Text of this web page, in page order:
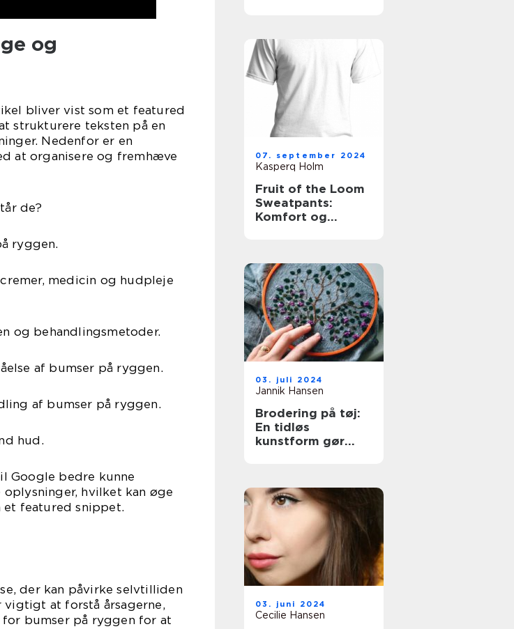
og
bliver vist som et featured
strukturere teksten på en
Nedenfor er en
at organisere og fremhæve
de?
ryggen.
medicin og hudpleje
og behandlingsmetoder.
af bumser på ryggen.
af bumser på ryggen.
hud.
Google bedre kunne
hvilket kan øge
et featured snippet.
der kan påvirke selvtilliden
at forstå årsagerne,
bumser på ryggen for at
07. september 2024
Kasperq Holm
Fruit of the Loom
Sweatpants:
Komfort og
03. juli 2024
Jannik Hansen
Brodering på tøj:
En tidløs
kunstform gør
03. juni 2024
Cecilie Hansen